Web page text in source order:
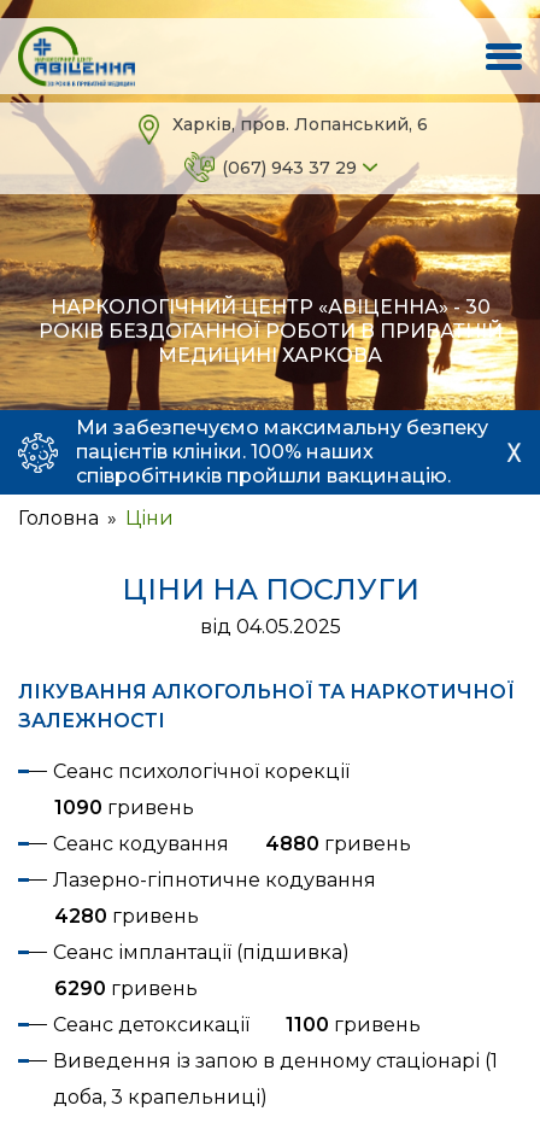
Харків, пров. Лопанський, 6
(067) 943 37 29
НАРКОЛОГІЧНИЙ ЦЕНТР «АВІЦЕННА» - 30
РОКІВ БЕЗДОГАННОЇ РОБОТИ В ПРИВАТНІЙ
МЕДИЦИНІ ХАРКОВА
Ми забезпечуємо максимальну безпеку
пацієнтів клініки. 100% наших
співробітників пройшли вакцинацію.
Головна
Ціни
ЦІНИ НА ПОСЛУГИ
від 04.05.2025
ЛІКУВАННЯ АЛКОГОЛЬНОЇ ТА НАРКОТИЧНОЇ
ЗАЛЕЖНОСТІ
Сеанс психологічної корекції
1090 гривень
Сеанс кодування
4880 гривень
Лазерно-гіпнотичне кодування
4280 гривень
Сеанс імплантації (підшивка)
6290 гривень
Сеанс детоксикації
1100 гривень
Виведення із запою в денному стаціонарі (1
доба, 3 крапельниці)